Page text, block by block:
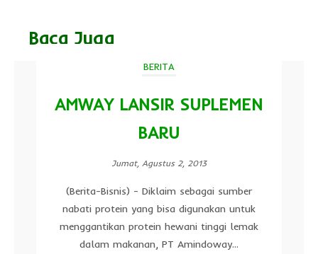
Baca Juga
BERITA
AMWAY LANSIR SUPLEMEN
BARU
Jumat, Agustus 2, 2013
(Berita-Bisnis) - Diklaim sebagai sumber
nabati protein yang bisa digunakan untuk
menggantikan protein hewani tinggi lemak
dalam makanan, PT Amindoway...